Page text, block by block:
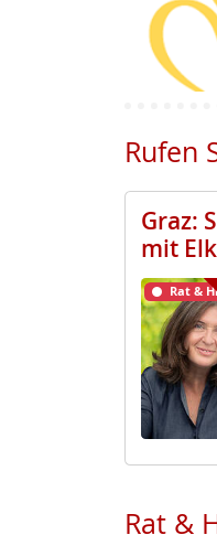
Rufen
Graz:
mit
Rat &
Rat &